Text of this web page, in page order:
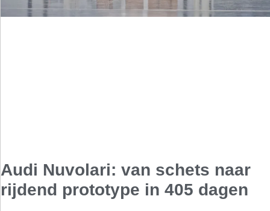
Audi Nuvolari: van schets naar
rijdend prototype in 405 dagen